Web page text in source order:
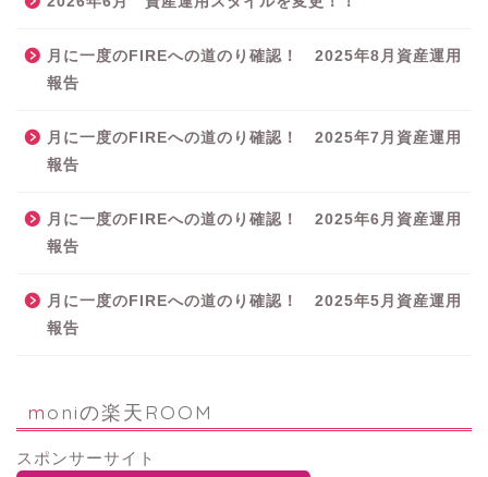
月に一度のFIREへの道のり確認！ 2025年8月資産運用
報告
月に一度のFIREへの道のり確認！ 2025年7月資産運用
報告
月に一度のFIREへの道のり確認！ 2025年6月資産運用
報告
月に一度のFIREへの道のり確認！ 2025年5月資産運用
報告
moniの楽天ROOM
スポンサーサイト